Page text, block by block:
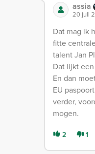
assia
20 juli
Dat mag ik
fitte
talent Jan
Dat lijkt
En dan
EU
verder,
mogen.
2 1